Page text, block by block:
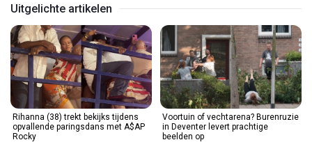
Uitgelichte artikelen
Rihanna (38) trekt bekijks tijdens
opvallende paringsdans met A$AP
Rocky
Voortuin of vechtarena? Burenruzie
in Deventer levert prachtige
beelden op